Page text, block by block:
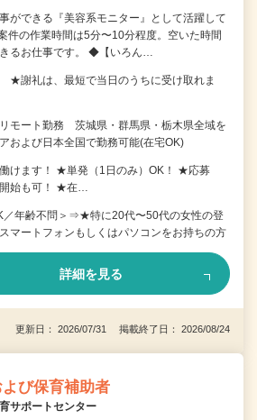
ができる『美容系モニター』として活躍して
件の作業時間は5分〜10分程度。空いた時間
るお仕事です。 ◆【いろん…
★謝礼は、最短で当日のうちに受け取れま
モート勤務 茨城県・群馬県・栃木県全域を
および日本全国で勤務可能(在宅OK)
けます！ ★単発（1日のみ）OK！ ★応募
始も可！ ★在…
／年齢不問＞⇒★特に20代〜50代の女性の登
ートフォンもしくはパソコンをお持ちの方
詳細を見る
更新日： 2026/07/31 掲載終了日： 2026/08/24
び保育補助者
サポートセンター